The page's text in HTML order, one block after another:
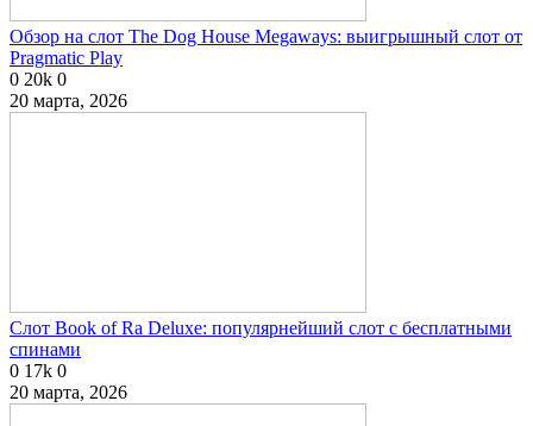
Обзор на слот The Dog House Megaways: выигрышный слот от
Pragmatic Play
0 20k 0
20 марта, 2026
Слот Book of Ra Deluxe: популярнейший слот с бесплатными
спинами
0 17k 0
20 марта, 2026